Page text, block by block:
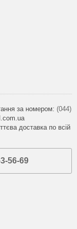
за номером: (044)
доставка по всій
56-69